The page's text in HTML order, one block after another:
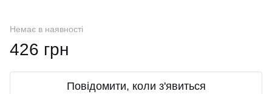
Немає в наявності
426 грн
Повідомити, коли з'явиться